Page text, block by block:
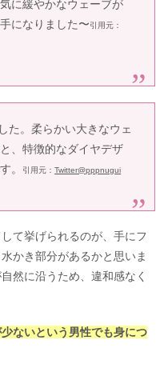
髪型『ティアラ編』ゆ
おすすめ3選】
きは必要？
の言葉｜神父（病める時
時もの）の全文＆意味
き方｜中袋の裏に金額一
でもいい？
に緩やかなウェーブが
になりました〜引用元：
た。柔らかい大きなウェ
、特徴的なダイヤデザ
。
引用元：Twitter@pppnugui
て挙げられるのが、手にフ
かき部分があるかと思いま
然に沿うため、違和感なく
ないという男性でも身につ